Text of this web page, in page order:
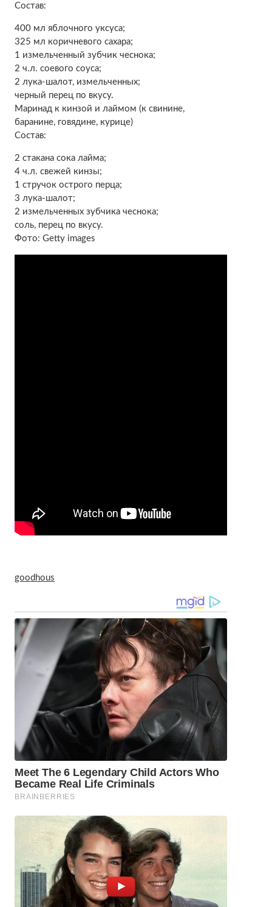
Состав:
400 мл яблочного уксуса;
325 мл коричневого сахара;
1 измельченный зубчик чеснока;
2 ч.л. соевого соуса;
2 лука-шалот, измельченных;
черный перец по вкусу.
Маринад к кинзой и лаймом (к свинине,
баранине, говядине, курице)
Состав:
2 стакана сока лайма;
4 ч.л. свежей кинзы;
1 стручок острого перца;
3 лука-шалот;
2 измельченных зубчика чеснока;
соль, перец по вкусу.
Фото: Getty images
goodhous